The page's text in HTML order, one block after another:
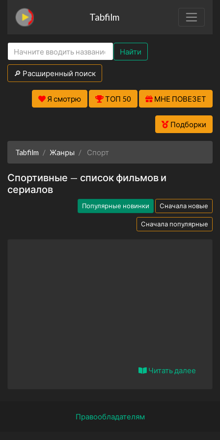
Tabfilm
Найти
🔎 Расширенный поиск
Я смотрю ТОП 50 МНЕ ПОВЕЗЕТ
Подборки
Tabfilm Жанры Спорт
Спортивные — список фильмов и
сериалов
Популярные новинки Сначала новые
Сначала популярные
Читать далее
Правообладателям